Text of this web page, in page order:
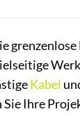
Kabel
Sie Ihre